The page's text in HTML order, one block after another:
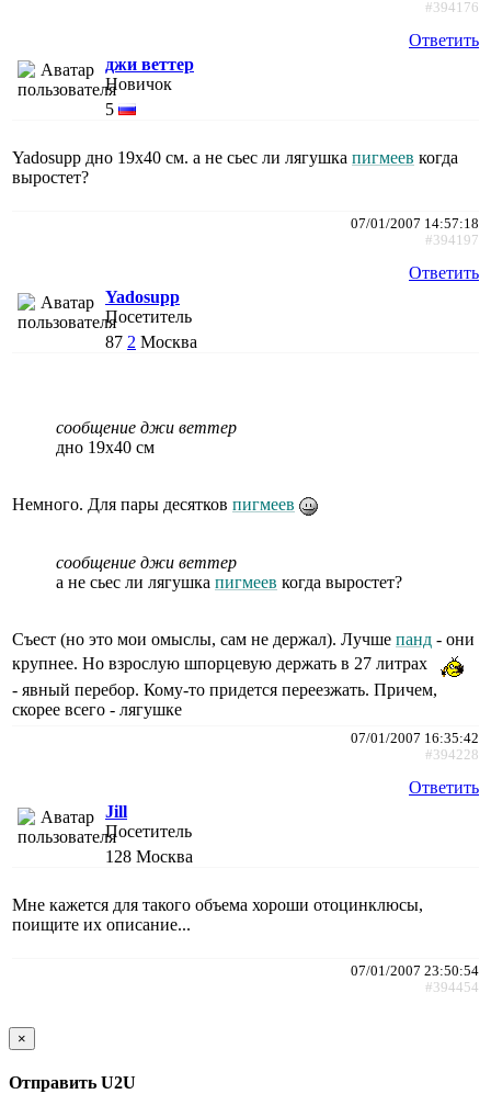
#394176
Ответить
джи веттер
Новичок
5
Yadosupp дно 19х40 см. а не сьес ли лягушка пигмеев когда
выростет?
07/01/2007 14:57:18
#394197
Ответить
Yadosupp
Посетитель
87 2 Москва
сообщение джи веттер
дно 19х40 см
Немного. Для пары десятков пигмеев
сообщение джи веттер
а не сьес ли лягушка пигмеев когда выростет?
Съест (но это мои омыслы, сам не держал). Лучше панд - они
крупнее. Но взрослую шпорцевую держать в 27 литрах
- явный перебор. Кому-то придется переезжать. Причем,
скорее всего - лягушке
07/01/2007 16:35:42
#394228
Ответить
Jill
Посетитель
128 Москва
Мне кажется для такого объема хороши отоцинклюсы,
поищите их описание...
07/01/2007 23:50:54
#394454
×
Отправить U2U